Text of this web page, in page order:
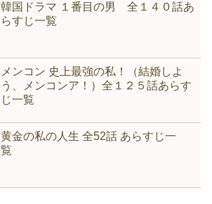
韓国ドラマ １番目の男 全１４０話あ
らすじ一覧
メンコン 史上最強の私！（結婚しよ
う、メンコンア！）全１２５話あらす
じ一覧
黄金の私の人生 全52話 あらすじ一
覧